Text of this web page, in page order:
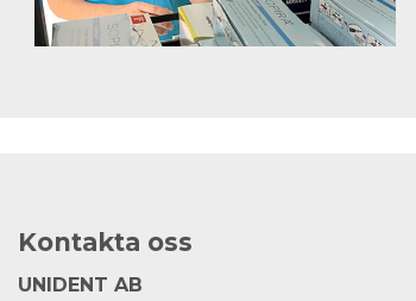
Kontakta oss
UNIDENT AB